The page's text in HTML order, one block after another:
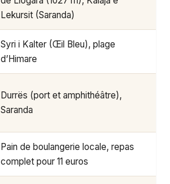
Lekursit (Saranda)
Syri i Kalter (Œil Bleu), plage
d’Himare
Durrës (port et amphithéâtre),
Saranda
Pain de boulangerie locale, repas
complet pour 11 euros